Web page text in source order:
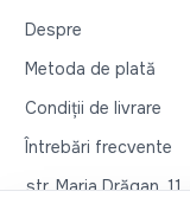
Despre
Metoda de plată
Condiții de livrare
Întrebări frecvente
str. Maria Drăgan,